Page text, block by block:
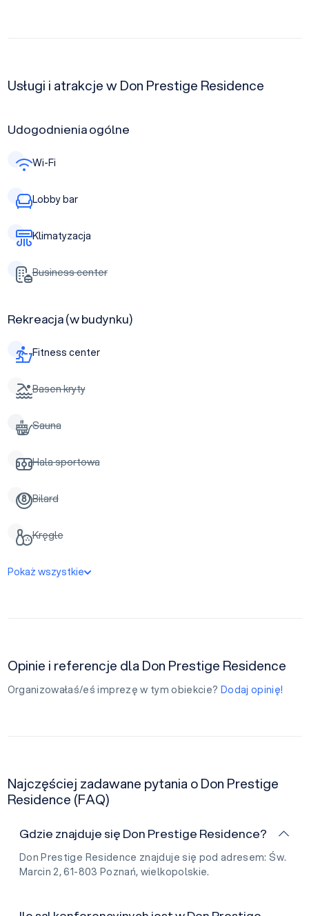
Usługi i atrakcje w Don Prestige Residence
Udogodnienia ogólne
Wi-Fi
Lobby bar
Klimatyzacja
Business center
Rekreacja (w budynku)
Fitness center
Basen kryty
Sauna
Hala sportowa
Bilard
Kręgle
Pokaż wszystkie
Opinie i referencje dla Don Prestige Residence
Organizowałaś/eś imprezę w tym obiekcie? Dodaj opinię!
Najczęściej zadawane pytania o Don Prestige
Residence (FAQ)
Gdzie znajduje się Don Prestige Residence?
Don Prestige Residence znajduje się pod adresem: Św.
Marcin 2, 61-803 Poznań, wielkopolskie.